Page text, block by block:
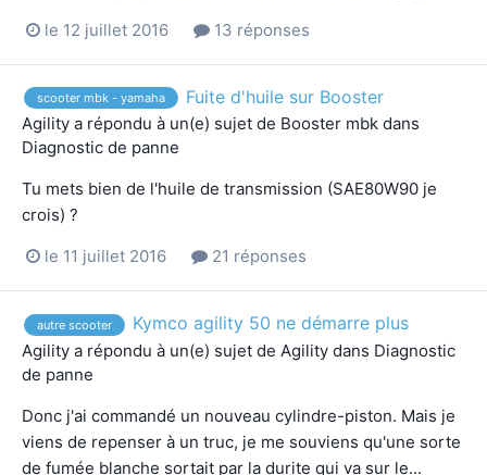
le 12 juillet 2016 13 réponses
scooter mbk - yamaha Fuite d'huile sur Booster
Agility a répondu à un(e) sujet de Booster mbk dans
Diagnostic de panne
Tu mets bien de l'huile de transmission (SAE80W90 je
crois) ?
le 11 juillet 2016 21 réponses
autre scooter Kymco agility 50 ne démarre plus
Agility a répondu à un(e) sujet de Agility dans Diagnostic
de panne
Donc j'ai commandé un nouveau cylindre-piston. Mais je
viens de repenser à un truc, je me souviens qu'une sorte
de fumée blanche sortait par la durite qui va sur le...